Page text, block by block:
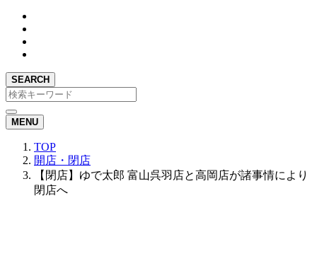
SEARCH
MENU
TOP
開店・閉店
【閉店】ゆで太郎 富山呉羽店と高岡店が諸事情により
閉店へ